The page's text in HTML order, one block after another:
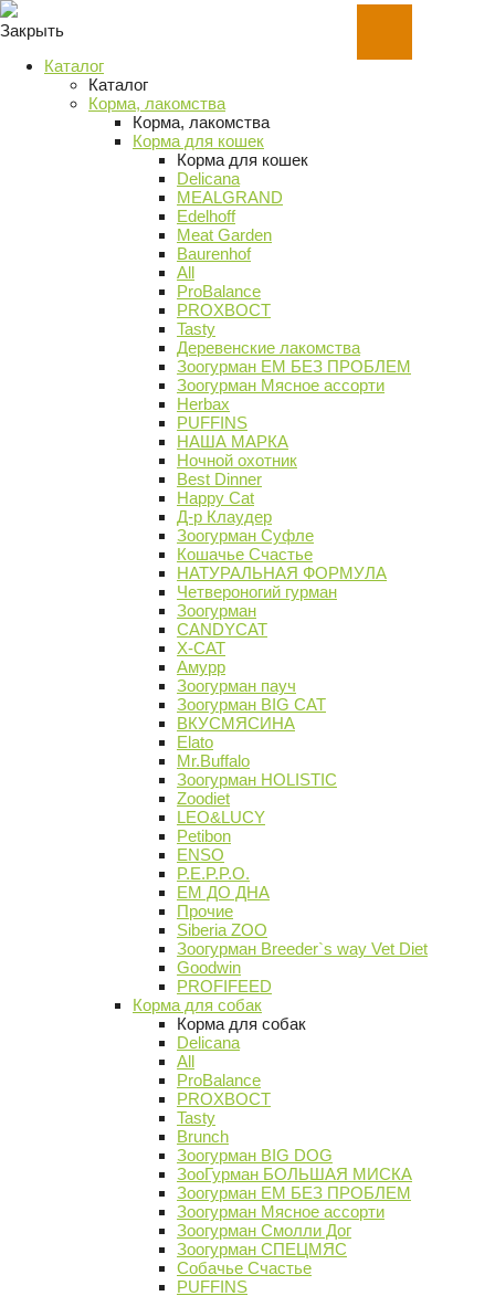
Закрыть
Каталог
Каталог
Корма, лакомства
Корма, лакомства
Корма для кошек
Корма для кошек
Delicana
MEALGRAND
Edelhoff
Meat Garden
Baurenhof
All
ProBalance
PROХВОСТ
Tasty
Деревенские лакомства
Зоогурман ЕМ БЕЗ ПРОБЛЕМ
Зоогурман Мясное ассорти
Herbax
PUFFINS
НАША МАРКА
Ночной охотник
Best Dinner
Happy Cat
Д-р Клаудер
Зоогурман Суфле
Кошачье Счастье
НАТУРАЛЬНАЯ ФОРМУЛА
Четвероногий гурман
Зоогурман
CANDYCAT
X-CAT
Амурр
Зоогурман пауч
Зоогурман BIG CAT
ВКУСМЯСИНА
Elato
Mr.Buffalo
Зоогурман HOLISTIC
Zoodiet
LEO&LUCY
Petibon
ENSO
P.E.P.P.O.
ЕМ ДО ДНА
Прочие
Siberia ZOO
Зоогурман Breeder`s way Vet Diet
Goodwin
PROFIFEED
Корма для собак
Корма для собак
Delicana
All
ProBalance
PROХВОСТ
Tasty
Brunch
Зоогурман BIG DOG
ЗооГурман БОЛЬШАЯ МИСКА
Зоогурман ЕМ БЕЗ ПРОБЛЕМ
Зоогурман Мясное ассорти
Зоогурман Смолли Дог
Зоогурман СПЕЦМЯС
Собачье Счастье
PUFFINS